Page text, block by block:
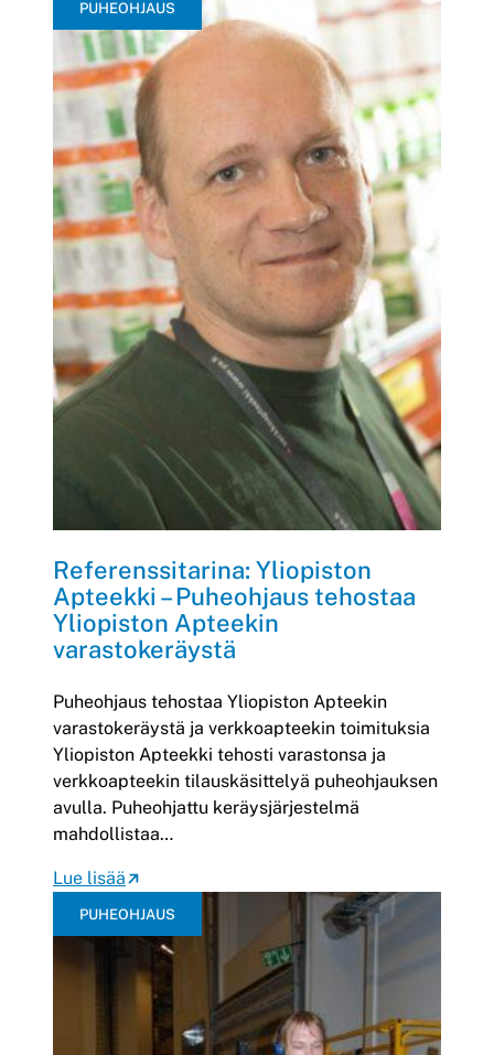
PUHEOHJAUS
Referenssitarina: Yliopiston
Apteekki – Puheohjaus tehostaa
Yliopiston Apteekin
varastokeräystä
Puheohjaus tehostaa Yliopiston Apteekin
varastokeräystä ja verkkoapteekin toimituksia
Yliopiston Apteekki tehosti varastonsa ja
verkkoapteekin tilauskäsittelyä puheohjauksen
avulla. Puheohjattu keräysjärjestelmä
mahdollistaa…
Lue lisää
PUHEOHJAUS